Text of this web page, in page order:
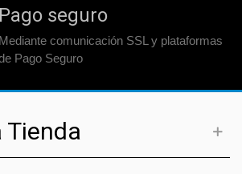
Pago seguro
Mediante comunicación SSL y plataformas
Pago Seguro
Tienda